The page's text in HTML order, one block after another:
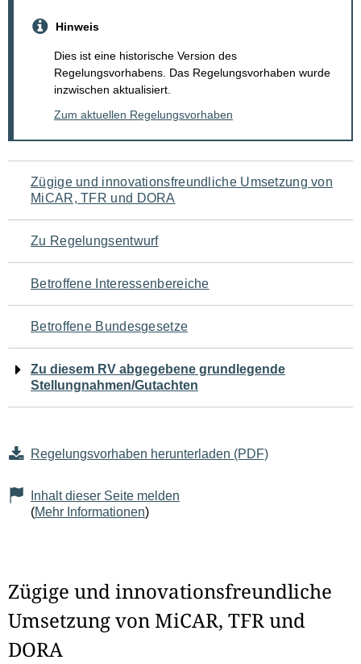
Hinweis
Dies ist eine historische Version des
Regelungsvorhabens. Das Regelungsvorhaben wurde
inzwischen aktualisiert.
Zum aktuellen Regelungsvorhaben
Navigation
für
den
Seiteninhalt
Zügige und innovationsfreundliche Umsetzung von
MiCAR, TFR und DORA
Zu Regelungsentwurf
Betroffene Interessenbereiche
Betroffene Bundesgesetze
Zu diesem RV abgegebene grundlegende
Stellungnahmen/Gutachten
Regelungsvorhaben herunterladen (PDF)
Inhalt dieser Seite melden
(Mehr Informationen)
Zügige und innovationsfreundliche
Umsetzung von MiCAR, TFR und
DORA